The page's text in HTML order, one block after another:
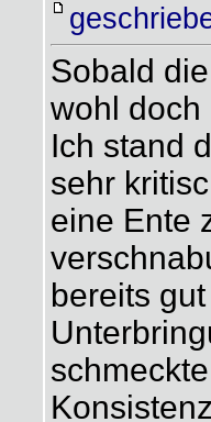
Sobald
wohl doch
Ich stand
sehr
eine Ente
bereits